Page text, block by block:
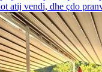
atij vendi, dhe çdo